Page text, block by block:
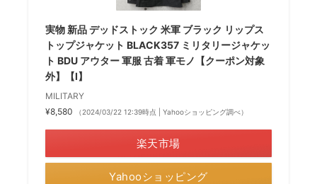
実物 新品 デッドストック 米軍 ブラック リップス
トップジャケット BLACK357 ミリタリージャケッ
ト BDU アウター 軍服 古着 軍モノ【クーポン対象
外】【I】
MILITARY
¥8,580
（2024/03/22 12:39時点 | Yahooショッピング調べ）
楽天市場
Yahooショッピング